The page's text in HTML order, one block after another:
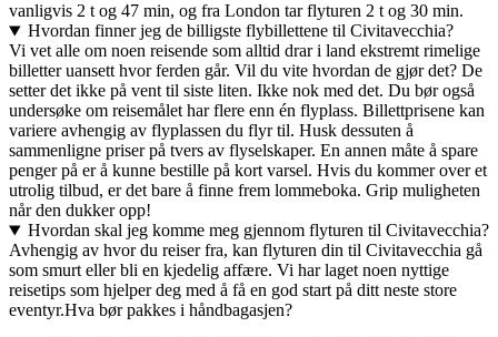
vanligvis 2 t og 47 min, og fra London tar flyturen 2 t og 30 min.
Hvordan finner jeg de billigste flybillettene til Civitavecchia?
Vi vet alle om noen reisende som alltid drar i land ekstremt rimelige
billetter uansett hvor ferden går. Vil du vite hvordan de gjør det? De
setter det ikke på vent til siste liten. Ikke nok med det. Du bør også
undersøke om reisemålet har flere enn én flyplass. Billettprisene kan
variere avhengig av flyplassen du flyr til. Husk dessuten å
sammenligne priser på tvers av flyselskaper. En annen måte å spare
penger på er å kunne bestille på kort varsel. Hvis du kommer over et
utrolig tilbud, er det bare å finne frem lommeboka. Grip muligheten
når den dukker opp!
Hvordan skal jeg komme meg gjennom flyturen til Civitavecchia?
Avhengig av hvor du reiser fra, kan flyturen din til Civitavecchia gå
som smurt eller bli en kjedelig affære. Vi har laget noen nyttige
reisetips som hjelper deg med å få en god start på ditt neste store
eventyr.Hva bør pakkes i håndbagasjen?